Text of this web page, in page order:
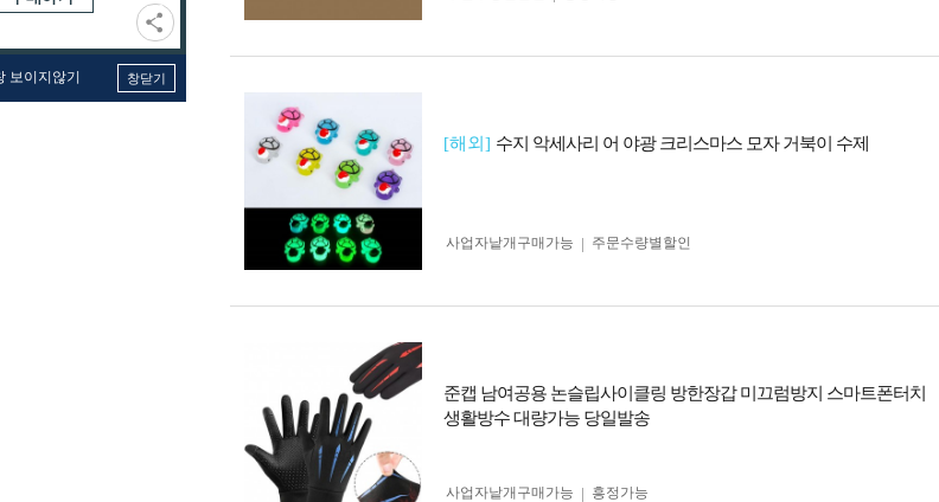
보이지않기 창닫기
[해외] 수지 악세사리 어 야광 크리스마스 모자 거북이 수제
사업자 낱개구매가능 주문수량별할인
준캡 남여공용 논슬립사이클링 방한장갑 미끄럼방지 스마트폰터치
생활방수 대량가능 당일발송
사업자 낱개구매가능
흥정가능